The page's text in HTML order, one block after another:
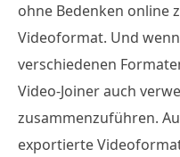
ohne Bedenken online
Videoformat. Und
verschiedenen
Video-Joiner auch
zusammenzuführen.
exportierte